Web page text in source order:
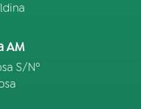
AM
S/Nº